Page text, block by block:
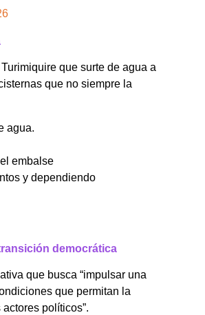
que surte de agua a
que no siempre la
agua.
embalse
y dependiendo
democrática
que busca “impulsar una
que permitan la
políticos”.